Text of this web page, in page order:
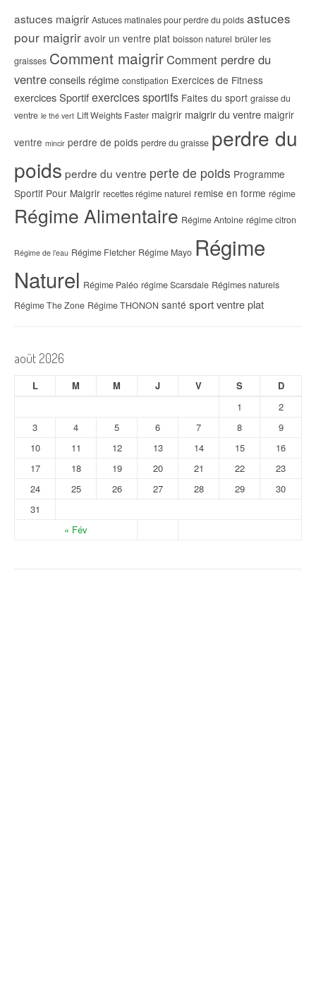
astuces maigrir Astuces matinales pour perdre du poids astuces
pour maigrir avoir un ventre plat boisson naturel brûler les
graisses Comment maigrirComment perdre du
ventreconseils régime constipation Exercices de Fitness
exercices Sportifexercices sportifs Faites du sport graisse du
ventre le thé vert Lift Weights Faster maigrir maigrir du ventre maigrir
ventre mincir perdre de poids perdre du graisse perdre du
poids perdre du ventre perte de poids Programme
Sportif Pour Maigrir recettes régime naturel remise en forme régime
Régime Alimentaire Régime Antoine régime citron
Régime de l’eau Régime Fletcher Régime Mayo Régime
Naturel Régime Paléo régime Scarsdale Régimes naturels
Régime The Zone Régime THONON santé sportventre plat
août 2026
L M M J V S D
« Fév
1
2
3
4 5 6 7 8
9
10
11 12 13 14 15
16
17
18 19 20 21 22
23
24
25 26 27 28 29
30
31